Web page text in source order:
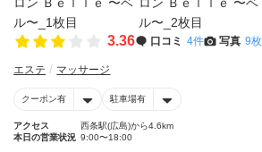
3.36 口コミ 4件 写真 9枚
エステ マッサージ
クーポン有 駐車場有
アクセス
西条駅(広島)から4.6km
本日の営業状況 9:00〜18:00